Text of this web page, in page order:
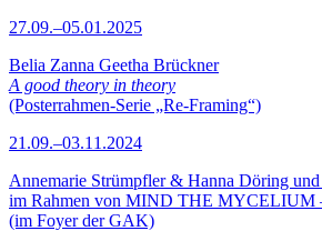
27.09.–05.01.2025
Belia Zanna Geetha Brückner
A good theory in theory
(Posterrahmen-Serie „Re-Framing“)
21.09.–03.11.2024
Annemarie Strümpfler & Hanna Döring
im Rahmen von MIND THE MYCELIUM
(im Foyer der GAK)